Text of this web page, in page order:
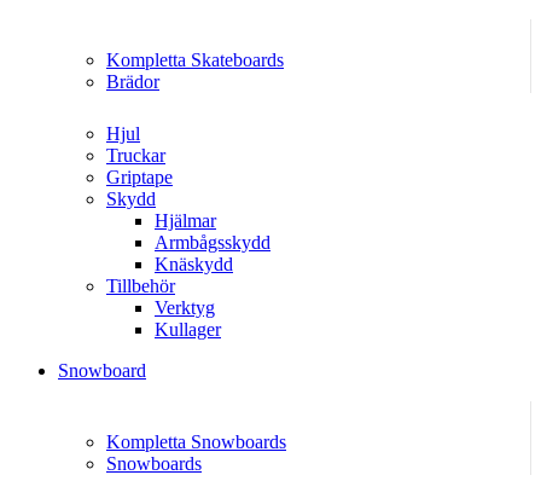
Kompletta Skateboards
Brädor
Hjul
Truckar
Griptape
Skydd
Hjälmar
Armbågsskydd
Knäskydd
Tillbehör
Verktyg
Kullager
Snowboard
Kompletta Snowboards
Snowboards